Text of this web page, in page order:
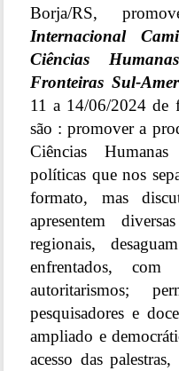
Borja/RS,
Internacional
Ciências
Fronteiras Sul-
11 a 14/06/2024 de
são : promover a
Ciências
políticas que nos
formato, mas
apresentem
regionais,
enfrentados,
autoritarismos;
pesquisadores e
ampliado e
acesso das